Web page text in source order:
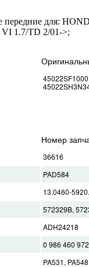
передние для:
1.7/TD 2/01->;
Номер
36616
PAD584
13.0460-
572329B,
ADH24218
0 986 460 972
PA531, PA548